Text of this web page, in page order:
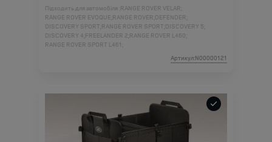
Підходить для автомобіля : RANGE ROVER VELAR;
RANGE ROVER EVOQUE; RANGE ROVER; DEFENDER;
DISCOVERY SPORT; RANGE ROVER SPORT; DISCOVERY 5;
DISCOVERY 4; FREELANDER 2; RANGE ROVER L460;
RANGE ROVER SPORT L461;
Артикул:N00000121